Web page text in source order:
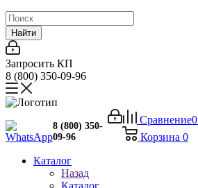
Найти
Запросить КП
8 (800) 350-09-96
Сравнение0
Корзина 0
8 (800) 350-
09-96
Каталог
Назад
Каталог